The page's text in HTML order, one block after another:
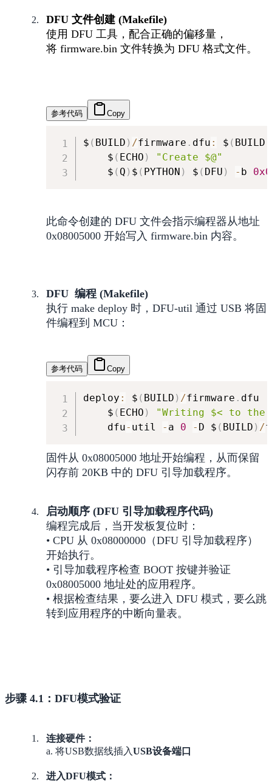
DFU 文件创建 (Makefile)
使用 DFU 工具，配合正确的偏移量，
将 firmware.bin 文件转换为 DFU 格式文件。
参考代码 Copy
$ ( BUILD ) /firmware . dfu : $ ( BUILD
    $
( ECHO )
"Create $@"
    $
( Q ) $ ( PYTHON ) $ ( DFU ) - b
此命令创建的 DFU 文件会指示编程器从地址
0x08005000 开始写入 firmware.bin 内容。
DFU 编程 (Makefile)
执行 make deploy 时，DFU-util 通过 USB 将固
件编程到 MCU：
参考代码 Copy
deploy : $ ( BUILD ) /firmware . dfu
    $
( ECHO )
"Writing $< to the
    dfu
- util - a 0 - D $ ( BUILD ) /
固件从 0x08005000 地址开始编程，从而保留
闪存前 20KB 中的 DFU 引导加载程序。
启动顺序 (DFU 引导加载程序代码)
编程完成后，当开发板复位时：
• CPU 从 0x08000000（DFU 引导加载程序）
开始执行。
• 引导加载程序检查 BOOT 按键并验证
0x08005000 地址处的应用程序。
• 根据检查结果，要么进入 DFU 模式，要么跳
转到应用程序的中断向量表。
步骤 4.1：DFU模式验证
连接硬件：
a. 将USB数据线插入USB设备端口
进入DFU模式：